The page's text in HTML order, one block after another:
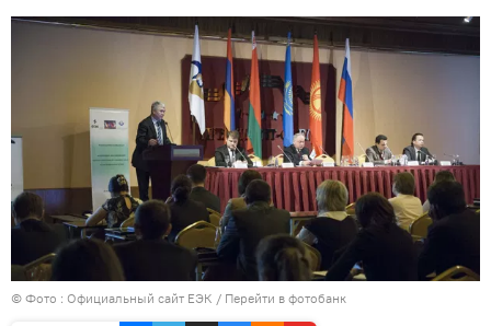
© Фото : Официальный сайт ЕЭК / Перейти в фотобанк